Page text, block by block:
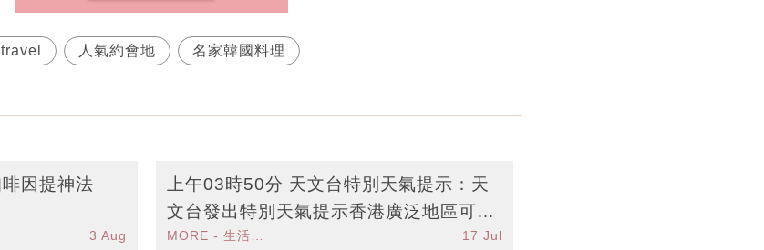
travel 人氣約會地 名家韓國料理
因提神法
3 Aug
上午03時50分 天文台特別天氣提示：天
文台發出特別天氣提示香港廣泛地區可能
受大雨影響
17 Jul